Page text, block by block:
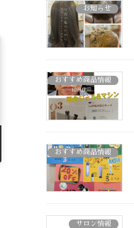
お知らせ
おすすめ商品情報
おすすめ商品情報
サロン情報